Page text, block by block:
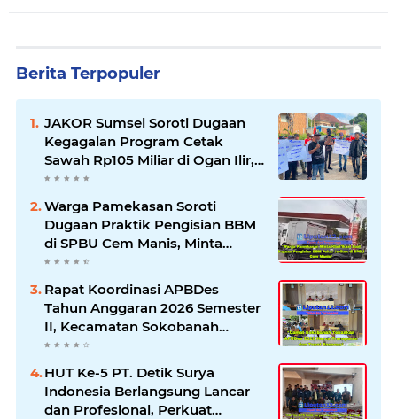
Berita Terpopuler
JAKOR Sumsel Soroti Dugaan
Kegagalan Program Cetak
Sawah Rp105 Miliar di Ogan Ilir,
Desak Kadis Pertanian Mundur
Warga Pamekasan Soroti
Dugaan Praktik Pengisian BBM
di SPBU Cem Manis, Minta
Klarifikasi dan Pengawasan
Rapat Koordinasi APBDes
Tahun Anggaran 2026 Semester
II, Kecamatan Sokobanah
Libatkan 12 Desa
HUT Ke-5 PT. Detik Surya
Indonesia Berlangsung Lancar
dan Profesional, Perkuat